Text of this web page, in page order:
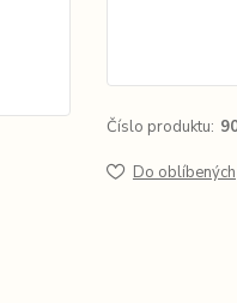
Číslo produktu:
Do oblíbených